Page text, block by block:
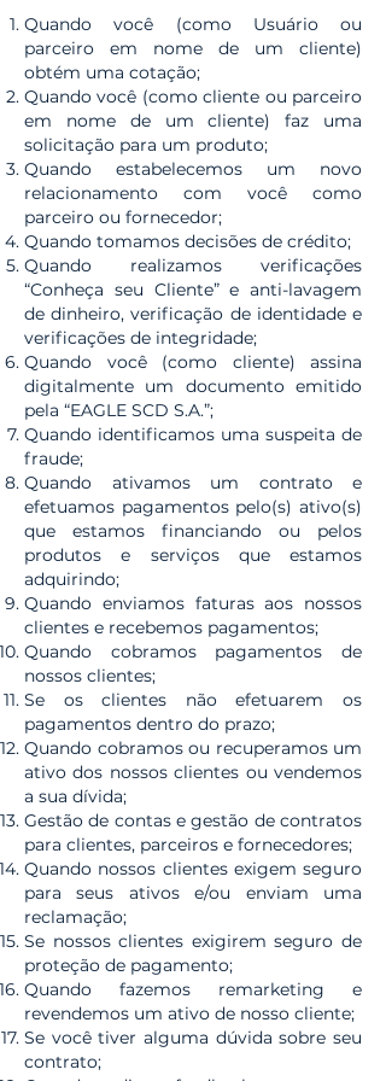
Quando você (como Usuário ou
parceiro em nome de um cliente)
obtém uma cotação;
Quando você (como cliente ou parceiro
em nome de um cliente) faz uma
solicitação para um produto;
Quando estabelecemos um novo
relacionamento com você como
parceiro ou fornecedor;
Quando tomamos decisões de crédito;
Quando realizamos verificações
“Conheça seu Cliente” e anti-lavagem
de dinheiro, verificação de identidade e
verificações de integridade;
Quando você (como cliente) assina
digitalmente um documento emitido
pela “EAGLE SCD S.A.”;
Quando identificamos uma suspeita de
fraude;
Quando ativamos um contrato e
efetuamos pagamentos pelo(s) ativo(s)
que estamos financiando ou pelos
produtos e serviços que estamos
adquirindo;
Quando enviamos faturas aos nossos
clientes e recebemos pagamentos;
Quando cobramos pagamentos de
nossos clientes;
Se os clientes não efetuarem os
pagamentos dentro do prazo;
Quando cobramos ou recuperamos um
ativo dos nossos clientes ou vendemos
a sua dívida;
Gestão de contas e gestão de contratos
para clientes, parceiros e fornecedores;
Quando nossos clientes exigem seguro
para seus ativos e/ou enviam uma
reclamação;
Se nossos clientes exigirem seguro de
proteção de pagamento;
Quando fazemos remarketing e
revendemos um ativo de nosso cliente;
Se você tiver alguma dúvida sobre seu
contrato;